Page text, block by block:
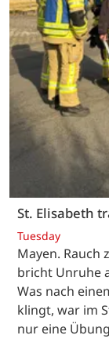
St. Elisabeth
Tuesday
Mayen. Rauch
bricht Unruhe
Was nach
klingt, war im
nur eine